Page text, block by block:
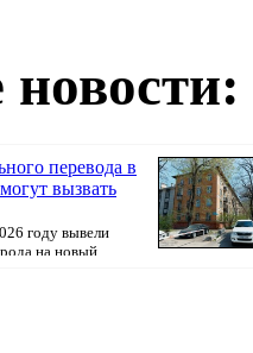
перевода в
вызвать
году вывели
на новый